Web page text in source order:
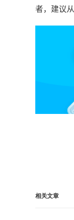
者，建议
相关文章